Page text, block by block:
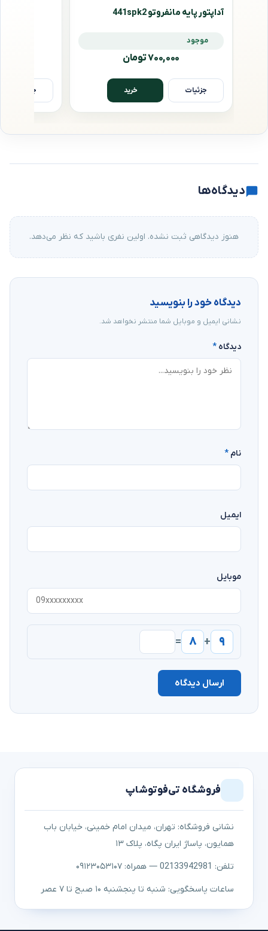
آداپتور پایه مانفروتو 441spk2
موجود
۷۰۰,۰۰۰ تومان
جزئیات خرید جزئیات
دیدگاه‌ها
هنوز دیدگاهی ثبت نشده. اولین نفری باشید که نظر می‌دهد.
دیدگاه خود را بنویسید
نشانی ایمیل و موبایل شما منتشر نخواهد شد.
دیدگاه *
نام *
ایمیل
موبایل
۹ + ۸ =
ارسال دیدگاه
فروشگاه تی‌فوتوشاپ
نشانی فروشگاه: تهران، میدان امام خمینی، خیابان باب
همایون، پاساژ ایران پگاه، پلاک ۱۳
تلفن: 02133942981 — همراه: ۰۹۱۲۳۰۵۳۱۰۷
ساعات پاسخگویی: شنبه تا پنجشنبه ۱۰ صبح تا ۷ عصر